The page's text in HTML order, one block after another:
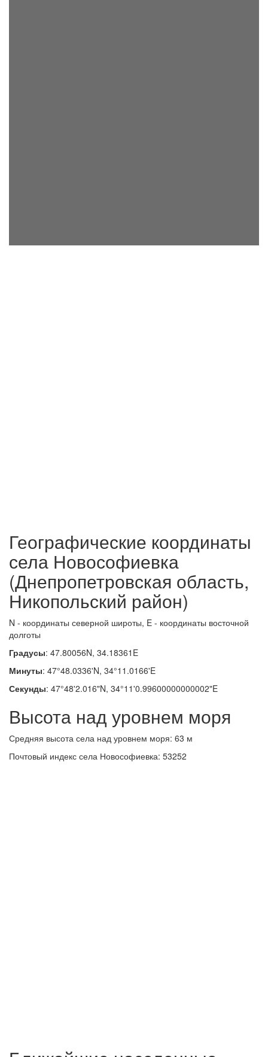
Географические координаты
села Новософиевка
(Днепропетровская область,
Никопольский район)
N - координаты северной широты, E - координаты восточной
долготы
Градусы: 47.80056N, 34.18361E
Минуты: 47°48.0336'N, 34°11.0166'E
Секунды: 47°48'2.016"N, 34°11'0.99600000000002"E
Высота над уровнем моря
Средняя высота села над уровнем моря: 63 м
Почтовый индекс села Новософиевка: 53252